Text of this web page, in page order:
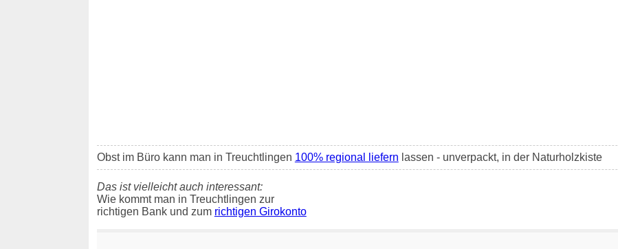
Obst im Büro kann man in Treuchtlingen 100% regional liefern lassen - unverpackt, in der Naturholzkiste
Das ist vielleicht auch interessant:
Wie kommt man in Treuchtlingen zur
richtigen Bank und zum richtigen Girokonto